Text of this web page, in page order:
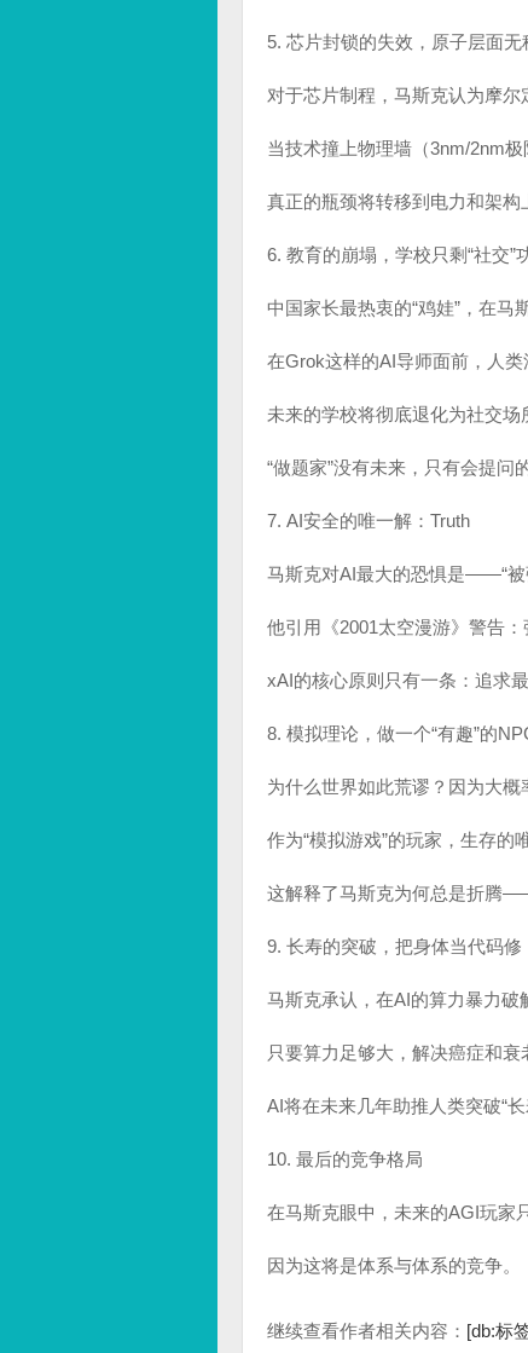
5. 芯片封锁的失效，原子层面无
对于芯片制程，马斯克认为摩
当技术撞上物理墙（3nm/2nm
真正的瓶颈将转移到电力和架构
6. 教育的崩塌，学校只剩“社交”
中国家长最热衷的“鸡娃”，在马
在Grok这样的AI导师面前，人类
未来的学校将彻底退化为社交场
“做题家”没有未来，只有会提问
7. AI安全的唯一解：Truth
马斯克对AI最大的恐惧是——“被
他引用《2001太空漫游》警告
xAI的核心原则只有一条：追求
8. 模拟理论，做一个“有趣”的
为什么世界如此荒谬？因为大概
作为“模拟游戏”的玩家，生存的
这解释了马斯克为何总是折腾
9. 长寿的突破，把身体当代码修
马斯克承认，在AI的算力暴力破
只要算力足够大，解决癌症和衰
AI将在未来几年助推人类突破“
10. 最后的竞争格局
在马斯克眼中，未来的AGI玩家
因为这将是体系与体系的竞争。
继续查看作者相关内容： [db:标